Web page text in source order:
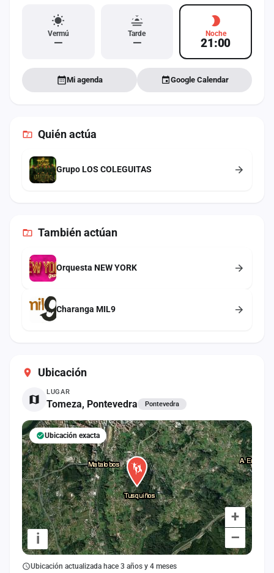
Ubicación
LUGAR
Tomeza, Pontevedra Pontevedra
+
–
i
Ubicación exacta
Ubicación actualizada hace 3 años y 4 meses
Vermú
—
Tarde
—
Noche
21:00
Mi agenda Google Calendar
Quién actúa
Grupo LOS COLEGUITAS
Tambiénactúan
Orquesta NEW YORK
Charanga MIL9